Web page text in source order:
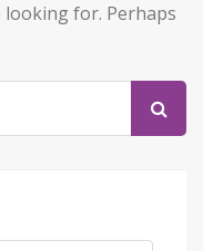
looking for. Perhaps